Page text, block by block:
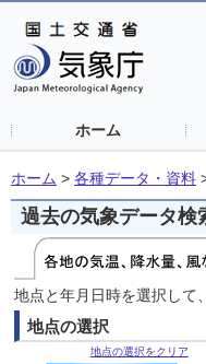
ホーム
ホーム > 各種データ・資料
過去の気象データ検
地点と年月日時を選択して
地点の選択
地点の選択をクリア